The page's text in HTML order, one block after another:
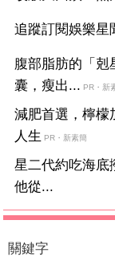
追蹤訂閱娛樂
腹部脂肪的「剋
囊，瘦出... PR・新
減肥首選，檸檬
人生 PR・新素簡
星二代約吃海
他從...
關鍵字